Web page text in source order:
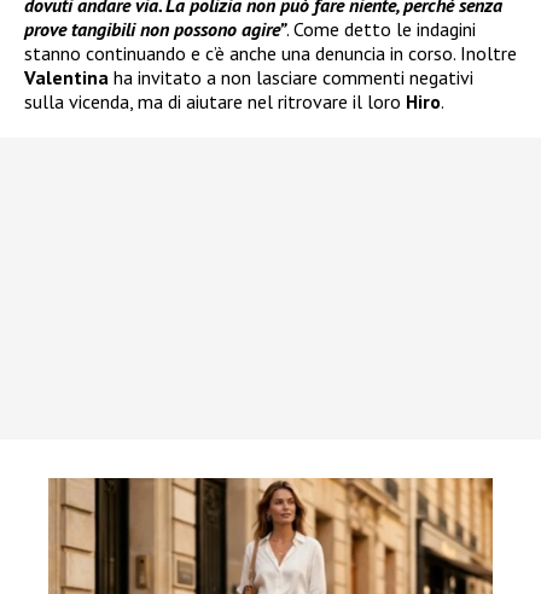
dovuti andare via. La polizia non può fare niente, perché senza
prove tangibili non possono agire”. Come detto le indagini
stanno continuando e c’è anche una denuncia in corso. Inoltre
Valentina ha invitato a non lasciare commenti negativi
sulla vicenda, ma di aiutare nel ritrovare il loro Hiro.